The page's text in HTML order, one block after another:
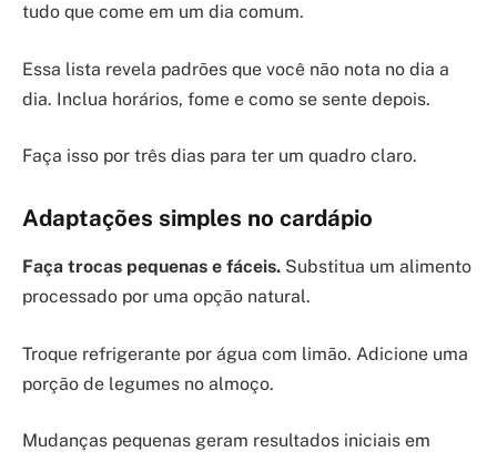
tudo que come em um dia comum.
Essa lista revela padrões que você não nota no dia a
dia. Inclua horários, fome e como se sente depois.
Faça isso por três dias para ter um quadro claro.
Adaptações simples no cardápio
Faça trocas pequenas e fáceis. Substitua um alimento
processado por uma opção natural.
Troque refrigerante por água com limão. Adicione uma
porção de legumes no almoço.
Mudanças pequenas geram resultados iniciais em